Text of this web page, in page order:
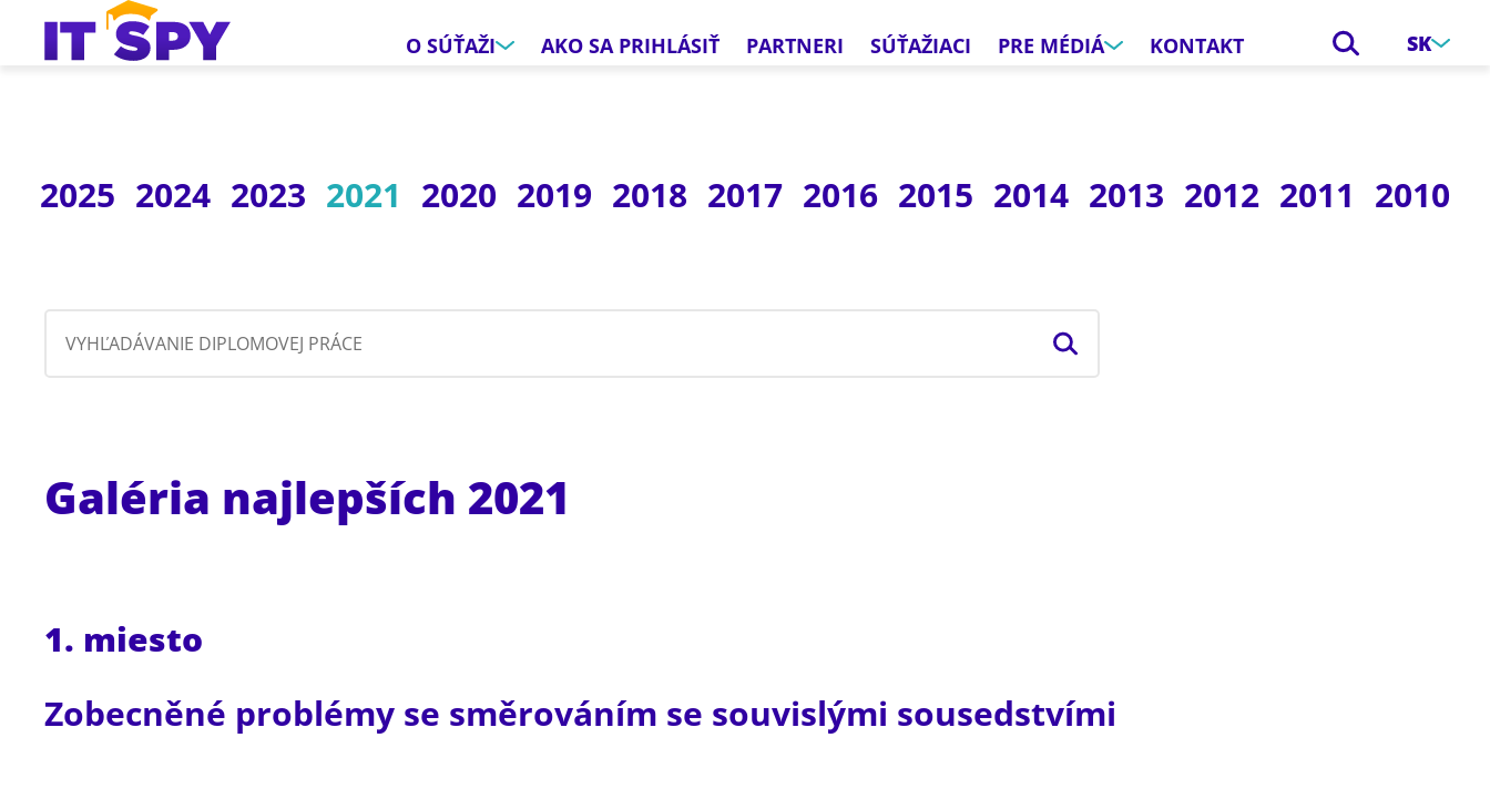
O SÚŤAŽI AKO SA PRIHLÁSIŤ PARTNERI SÚŤAŽIACI PRE MÉDIÁ KONTAKT SK
2025 2024 2023 2021 2020 2019 2018 2017 2016 2015 2014 2013 2012 2011 2010
Galéria najlepších 2021
1. miesto
Zobecněné problémy se směrováním se souvislými sousedstvími